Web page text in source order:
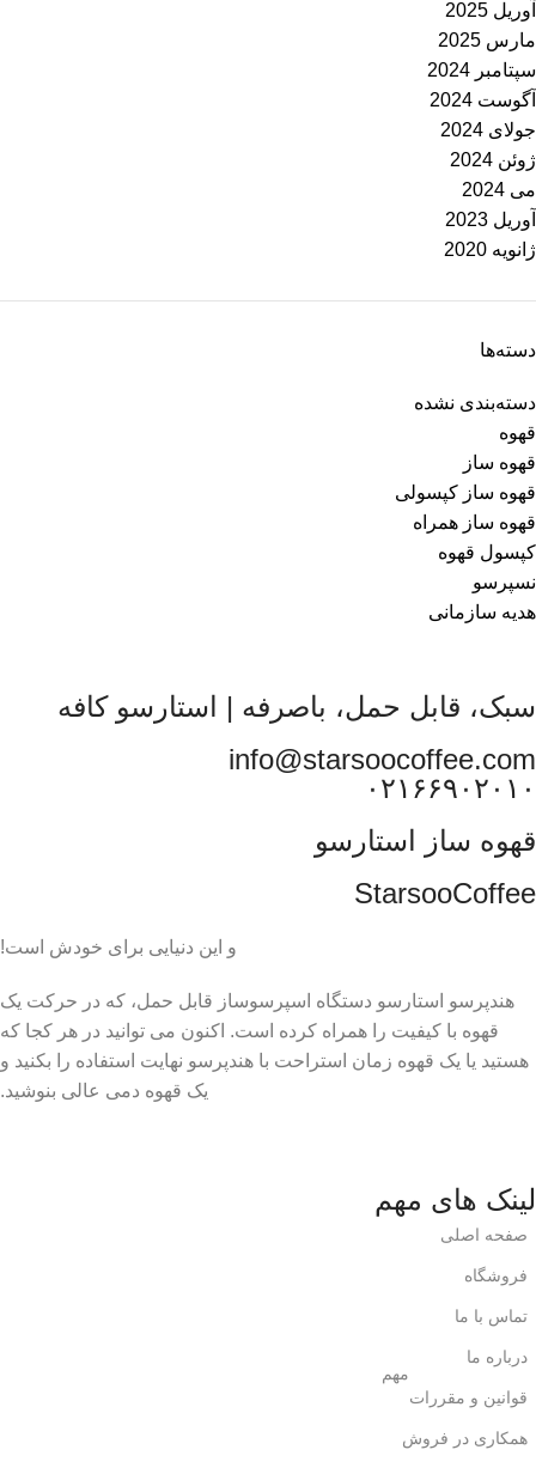
آوریل 2025
مارس 2025
سپتامبر 2024
آگوست 2024
جولای 2024
ژوئن 2024
می 2024
آوریل 2023
ژانویه 2020
دسته‌ها
دسته‌بندی نشده
قهوه
قهوه ساز
قهوه ساز کپسولی
قهوه ساز همراه
کپسول قهوه
نسپرسو
هدیه سازمانی
سبک، قابل حمل، باصرفه | استارسو کافه
info@starsoocoffee.com
۰۲۱۶۶۹۰۲۰۱۰
قهوه ساز استارسو
StarsooCoffee
و این دنیایی برای خودش است!
هندپرسو استارسو دستگاه اسپرسوساز قابل حمل، که در حرکت یک
قهوه با کیفیت را همراه کرده است. اکنون می توانید در هر کجا که
هستید یا یک قهوه زمان استراحت با هندپرسو نهایت استفاده را بکنید و
یک قهوه دمی عالی بنوشید.
لینک های مهم
صفحه اصلی
فروشگاه
تماس با ما
درباره ما
قوانین و مقررات
مهم
همکاری در فروش